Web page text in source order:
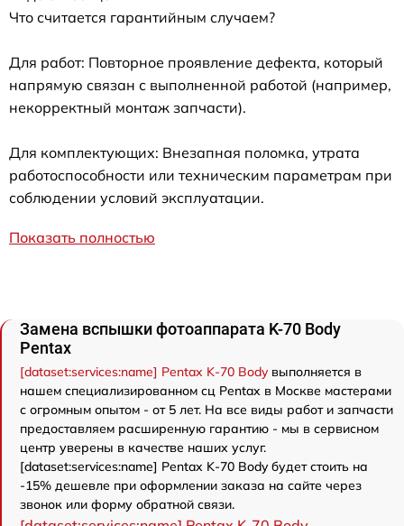
Что считается гарантийным случаем?
Для работ: Повторное проявление дефекта, который
напрямую связан с выполненной работой (например,
некорректный монтаж запчасти).
Для комплектующих: Внезапная поломка, утрата
работоспособности или техническим параметрам при
соблюдении условий эксплуатации.
Показать полностью
Замена вспышки фотоаппарата K-70 Body
Pentax
[dataset:services:name] Pentax K-70 Bodyвыполняется в
нашем специализированном сц Pentax в Москве мастерами
с огромным опытом - от 5 лет. На все виды работ и запчасти
предоставляем расширенную гарантию - мы в сервисном
центр уверены в качестве наших услуг.
[dataset:services:name] Pentax K-70 Body будет стоить на
-15% дешевле при оформлении заказа на сайте через
звонок или форму обратной связи.